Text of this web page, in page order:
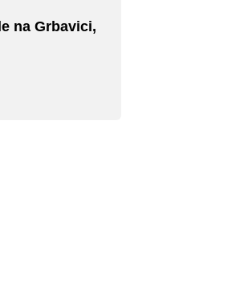
na Grbavici,